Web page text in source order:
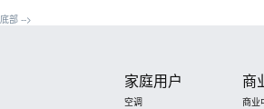
底部 -->
家庭用户
空调
商
商业